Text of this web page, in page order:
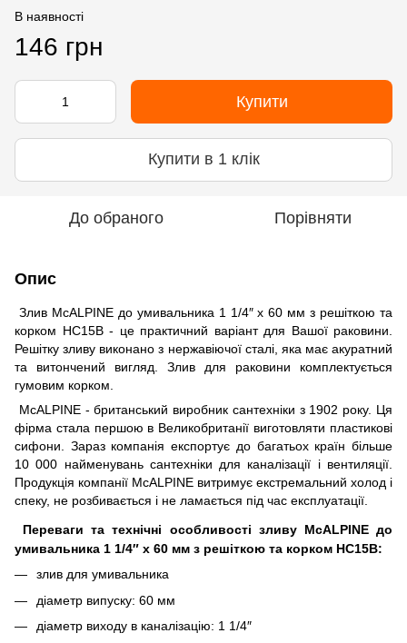
В наявності
146 грн
Купити
Купити в 1 клік
До обраного Порівняти
Опис
Злив McALPINE до умивальника 1 1/4″ x 60 мм з решіткою та
корком HC15B - це практичний варіант для Вашої раковини.
Решітку зливу виконано з нержавіючої сталі, яка має акуратний
та витончений вигляд. Злив для раковини комплектується
гумовим корком.
McALPINE - британський виробник сантехніки з 1902 року. Ця
фірма стала першою в Великобританії виготовляти пластикові
сифони. Зараз компанія експортує до багатьох країн більше
10 000 найменувань сантехніки для каналізації і вентиляції.
Продукція компанії McALPINE витримує екстремальний холод і
спеку, не розбивається і не ламається під час експлуатації.
Переваги та технічні особливості зливу McALPINE до
умивальника 1 1/4″ x 60 мм з решіткою та корком HC15B:
злив для умивальника
діаметр випуску: 60 мм
діаметр виходу в каналізацію: 1 1/4″